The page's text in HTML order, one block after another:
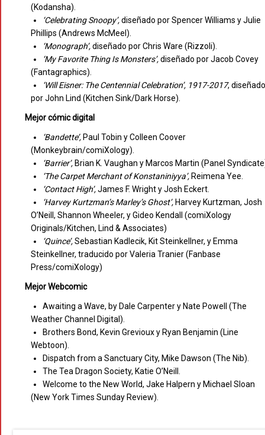
(Kodansha).
‘Celebrating Snoopy’,diseñado por Spencer Williams y Julie
Phillips (Andrews McMeel).
‘Monograph’,diseñado por Chris Ware (Rizzoli).
‘My Favorite Thing Is Monsters’,diseñado por Jacob Covey
(Fantagraphics).
‘Will Eisner: The Centennial Celebration’, 1917-2017, diseñado
por John Lind (Kitchen Sink/Dark Horse).
Mejor cómic digital
‘Bandette’, Paul Tobin y Colleen Coover
(Monkeybrain/comiXology).
‘Barrier’, Brian K. Vaughan y Marcos Martin (Panel
‘The Carpet Merchant of Konstaniniyya’, Reimena Yee.
‘Contact High’,James F. Wright y Josh Eckert.
‘Harvey Kurtzman’s Marley’s Ghost’, Harvey Kurtzman, Josh
O’Neill, Shannon Wheeler, y Gideo Kendall (comiXology
Originals/Kitchen, Lind & Associates)
‘Quince’,Sebastian Kadlecik, Kit Steinkellner, y Emma
Steinkellner, traducido por Valeria Tranier (Fanbase
Press/comiXology)
Mejor Webcomic
Awaiting a Wave, by Dale Carpenter y Nate Powell (The
Weather Channel Digital).
Brothers Bond, Kevin Grevioux y Ryan Benjamin (Line
Webtoon).
Dispatch from a Sanctuary City, Mike Dawson (The Nib).
The Tea Dragon Society, Katie O’Neill.
Welcome to the New World, Jake Halpern y Michael Sloan
(New York Times Sunday Review).